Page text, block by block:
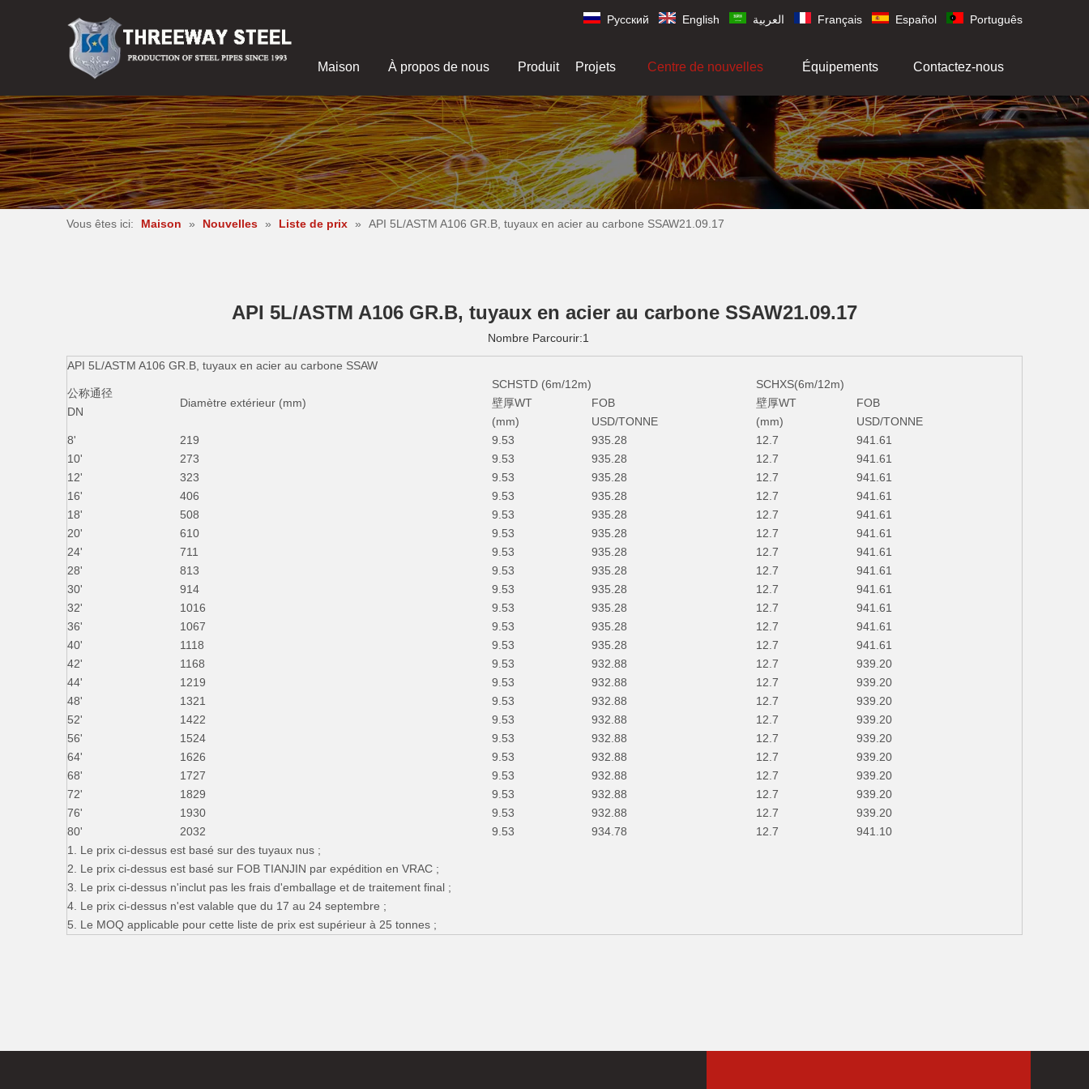
Pусский English العربية Français Español Português
Maison À propos de nous Produit Projets Centre de nouvelles Équipements Contactez-nous
Vous êtes ici: Maison » Nouvelles » Liste de prix » API 5L/ASTM A106 GR.B, tuyaux en acier au carbone SSAW21.09.17
API 5L/ASTM A106 GR.B, tuyaux en acier au carbone SSAW21.09.17
Nombre Parcourir:1
API 5L/ASTM A106 GR.B, tuyaux en acier au carbone SSAW
公称通径
DN
Diamètre extérieur (mm)
SCHSTD (6m/12m)
SCHXS(6m/12m)
壁厚WT
FOB 壁厚WT
FOB
(mm)
USD/TONNE (mm)
USD/TONNE
8'
219 9.53 935.28 12.7
941.61
10'
273 9.53 935.28 12.7
941.61
12'
323 9.53 935.28 12.7
941.61
16'
406 9.53 935.28 12.7
941.61
18'
508 9.53 935.28 12.7
941.61
20'
610 9.53 935.28 12.7
941.61
24'
711 9.53 935.28 12.7
941.61
28'
813 9.53 935.28 12.7
941.61
30'
914 9.53 935.28 12.7
941.61
32'
1016 9.53 935.28 12.7
941.61
36'
1067 9.53 935.28 12.7
941.61
40'
1118 9.53 935.28 12.7
941.61
42'
1168 9.53 932.88 12.7
939.20
44'
1219 9.53 932.88 12.7
939.20
48'
1321 9.53 932.88 12.7
939.20
52'
1422 9.53 932.88 12.7
939.20
56'
1524 9.53 932.88 12.7
939.20
64'
1626 9.53 932.88 12.7
939.20
68'
1727 9.53 932.88 12.7
939.20
72'
1829 9.53 932.88 12.7
939.20
76'
1930 9.53 932.88 12.7
939.20
80'
2032 9.53 934.78 12.7
941.10
1. Le prix ci-dessus est basé sur des tuyaux nus ;
2. Le prix ci-dessus est basé sur FOB TIANJIN par expédition en VRAC ;
3. Le prix ci-dessus n'inclut pas les frais d'emballage et de traitement final ;
4. Le prix ci-dessus n'est valable que du 17 au 24 septembre ;
5. Le MOQ applicable pour cette liste de prix est supérieur à 25 tonnes ;